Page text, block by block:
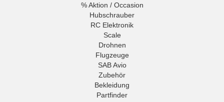
% Aktion / Occasion
Hubschrauber
RC Elektronik
Scale
Drohnen
Flugzeuge
SAB Avio
Zubehör
Bekleidung
Partfinder